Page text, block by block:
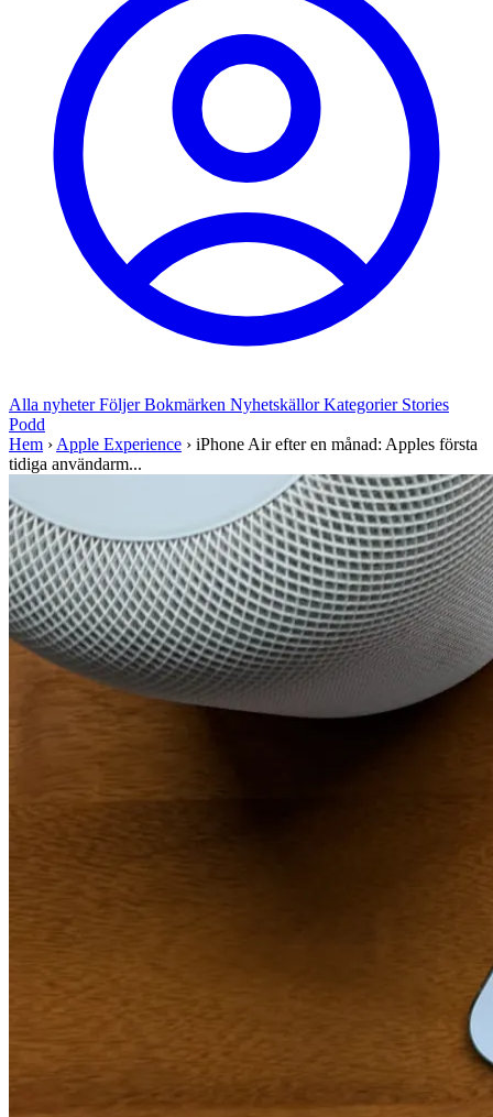
Alla nyheterFöljerBokmärken NyhetskällorKategorier Stories
Podd
Hem › Apple Experience › iPhone Air efter en månad: Apples första
tidiga användarm...